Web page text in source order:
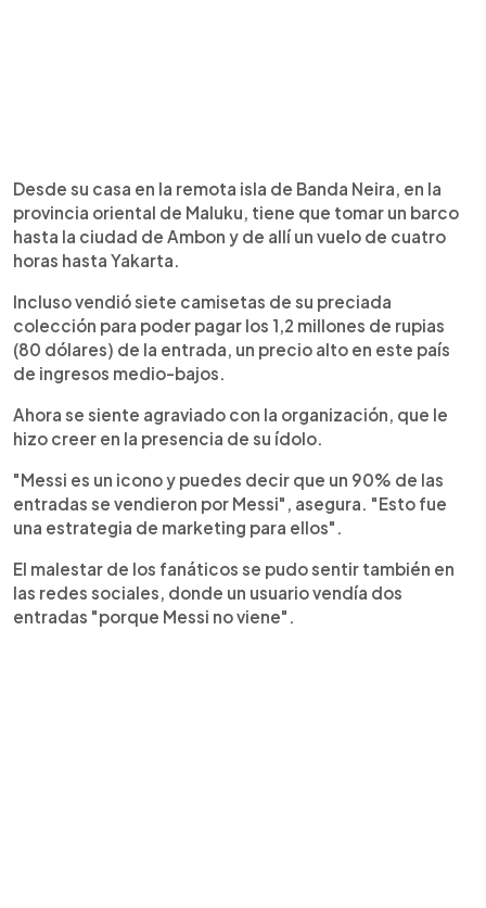
Desde su casa en la remota isla de Banda Neira, en la
provincia oriental de Maluku, tiene que tomar un barco
hasta la ciudad de Ambon y de allí un vuelo de cuatro
horas hasta Yakarta.
Incluso vendió siete camisetas de su preciada
colección para poder pagar los 1,2 millones de rupias
(80 dólares) de la entrada, un precio alto en este país
de ingresos medio-bajos.
Ahora se siente agraviado con la organización, que le
hizo creer en la presencia de su ídolo.
"Messi es un icono y puedes decir que un 90% de las
entradas se vendieron por Messi", asegura. "Esto fue
una estrategia de marketing para ellos".
El malestar de los fanáticos se pudo sentir también en
las redes sociales, donde un usuario vendía dos
entradas "porque Messi no viene".